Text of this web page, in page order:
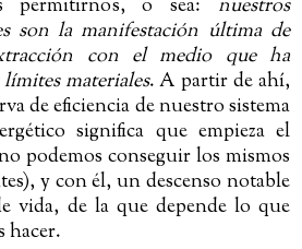
permitirnos, o sea: nuestros
son la manifestación última de
con el medio que ha
materiales. A partir de ahí,
de eficiencia de nuestro sistema
significa que empieza el
podemos conseguir los mismos
y con él, un descenso notable
vida, de la que depende lo que
hacer.